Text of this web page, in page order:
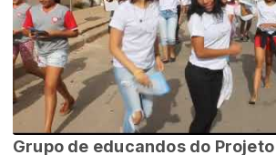
Grupo de educandos do